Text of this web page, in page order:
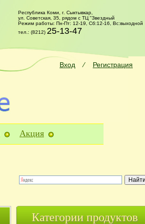
Республика Коми, г. Сыктывкар,
ул. Советская, 35, рядом с ТЦ "Звездный
Режим работы: Пн-Пт: 12-19, Сб:12-16, Вс:выходной
тел.: (8212) 25-13-47
Вход ⁄ Регистрация
Акция
Категории продуктов